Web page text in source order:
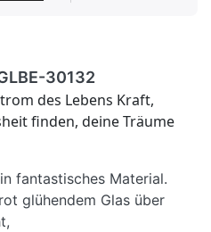
30132
des Lebens Kraft,
finden, deine Träume
fantastisches Material.
glühendem Glas über